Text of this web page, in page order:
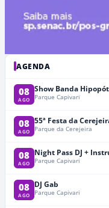
AGENDA
08
AGO
Show Banda
Parque Capivari
08
AGO
55ª Festa da
Parque da Cerejeira
08
AGO
Night Pass DJ +
Parque Capivari
08
AGO
DJ Gab
Parque Capivari